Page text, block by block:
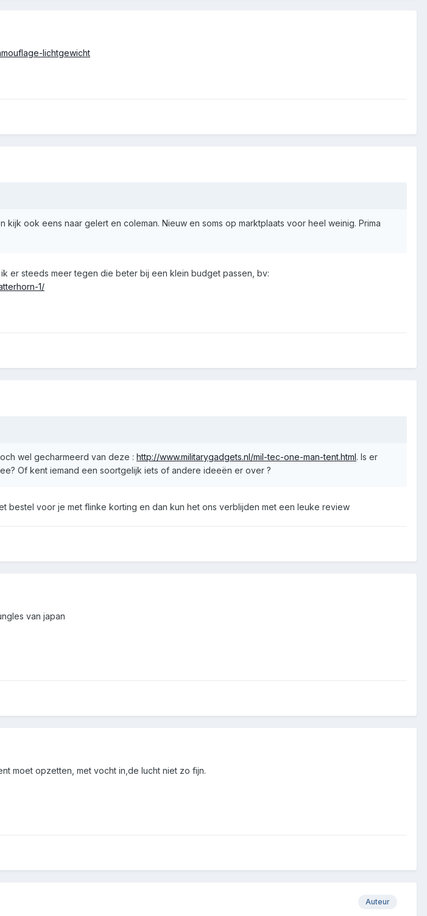
lichtgewicht
ook eens naar gelert en coleman. Nieuw en soms op marktplaats voor heel weinig. Prima
er steeds meer tegen die beter bij een klein budget passen, bv:
1/
wel gecharmeerd van deze : http://www.militarygadgets.nl/mil-tec-one-man-tent.html. Is er
Of kent iemand een soortgelijk iets of andere ideeën er over ?
bestel voor je met flinke korting en dan kun het ons verblijden met een leuke review
van japan
moet opzetten, met vocht in,de lucht niet zo fijn.
Auteur